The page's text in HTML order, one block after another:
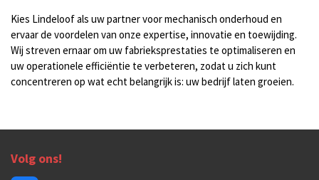
Kies Lindeloof als uw partner voor mechanisch onderhoud en
ervaar de voordelen van onze expertise, innovatie en toewijding.
Wij streven ernaar om uw fabrieksprestaties te optimaliseren en
uw operationele efficiëntie te verbeteren, zodat u zich kunt
concentreren op wat echt belangrijk is: uw bedrijf laten groeien.
Volg ons!